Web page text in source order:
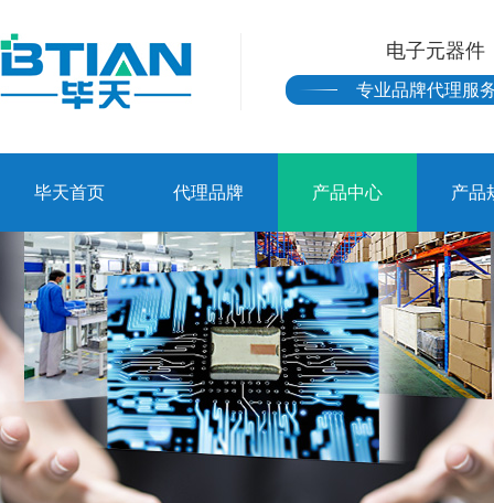
电子元器件
专业品牌代理服
毕天首页 代理品牌 产品中心 产品